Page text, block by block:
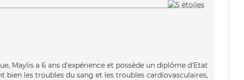
Maylis a 6 ans d'expérience et possède un diplôme d'Etat
bien les troubles du sang et les troubles cardiovasculaires,